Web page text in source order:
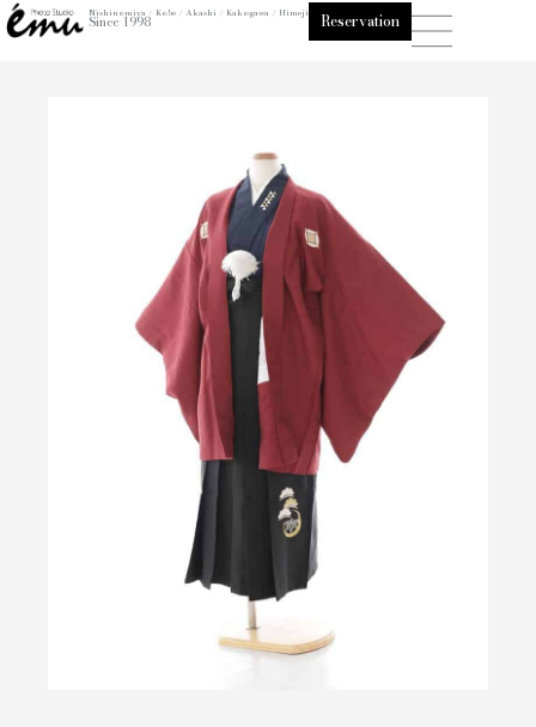
内
容
Nishinomiya / Kobe / Akashi / Kakogawa / Himeji
Since 1998 Reservation